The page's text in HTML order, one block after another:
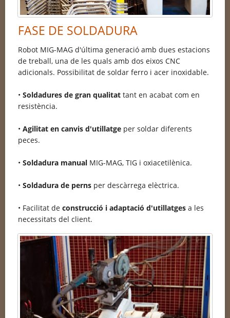
FASE DE SOLDADURA
Robot MIG-MAG d'última generació amb dues estacions
de treball, una de les quals amb dos eixos CNC
adicionals. Possibilitat de soldar ferro i acer inoxidable.
• Soldadures de gran qualitat tant en acabat com en
resistència.
• Agilitat en canvis d'utillatge per soldar diferents
peces.
• Soldadura manual MIG-MAG, TIG i oxiacetilènica.
• Soldadura de perns per descàrrega elèctrica.
• Facilitat de construcció i adaptació d'utillatges a les
necessitats del client.